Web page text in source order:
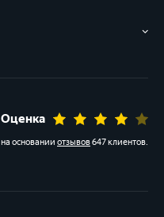
Оценка
на основании отзывов647 клиентов.